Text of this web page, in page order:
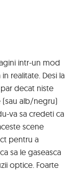
intr-un mod
realitate. Desi la
decat niste
alb/negru)
va sa credeti ca
scene
pentru a
sa le gaseasca
optice. Foarte